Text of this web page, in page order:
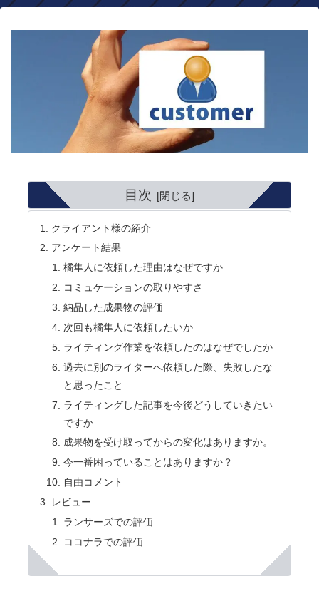
目次
クライアント様の紹介
アンケート結果
橘隼人に依頼した理由はなぜですか
コミュケーションの取りやすさ
納品した成果物の評価
次回も橘隼人に依頼したいか
ライティング作業を依頼したのはなぜでしたか
過去に別のライターへ依頼した際、失敗したな
と思ったこと
ライティングした記事を今後どうしていきたい
ですか
成果物を受け取ってからの変化はありますか。
今一番困っていることはありますか？
自由コメント
レビュー
ランサーズでの評価
ココナラでの評価